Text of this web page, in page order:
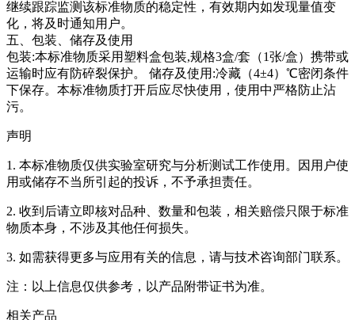
继续跟踪监测该标准物质的稳定性，有效期内如发现量值变
化，将及时通知用户。
五、包装、储存及使用
包装:本标准物质采用塑料盒包装,规格3盒/套（1张/盒）携带或
运输时应有防碎裂保护。 储存及使用:冷藏（4±4）℃密闭条件
下保存。本标准物质打开后应尽快使用，使用中严格防止沾
污。
声明
1. 本标准物质仅供实验室研究与分析测试工作使用。因用户使
用或储存不当所引起的投诉，不予承担责任。
2. 收到后请立即核对品种、数量和包装，相关赔偿只限于标准
物质本身，不涉及其他任何损失。
3. 如需获得更多与应用有关的信息，请与技术咨询部门联系。
注：以上信息仅供参考，以产品附带证书为准。
相关产品